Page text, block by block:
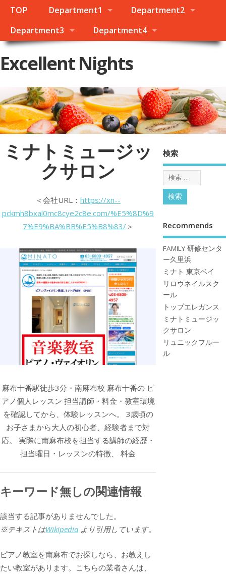
TOP Department1
Department2
Department3
Department4
Excellent Nights
ミナトミュージッ
クサロン
＜会社URL：https://xn--
pckmh8bxal0mc8cye2c8e.com/%E5%8D%9
7%E9%BA%BB%E5%B8%83/＞
麻布十番駅徒歩3分・南麻布校 麻布十番の ピ
アノ個人レッスン 担当講師・料金・教室環境
を確認してから、体験レッスンへ。 3歳頃の
お子さまから大人の初心者、経験者まで対
応。 実際に南麻布校を担当する講師の経歴・
担当曜日・レッスンの特徴、 料金
キーワード無しの関連情報
該当する記事がありませんでした。
※テキストはWikipedia より引用しています。
ピアノ教室を南麻布でお探しなら、お教えし
たい教室があります。こちらの業者さんは、
検索
Recommends
FAMILY 研修センタ
ー久里浜
ミナト 東京ベイ
リロウネイルスク
ール
トップエレガンス
ミナトミュージッ
クサロン
リュニックフルー
ル